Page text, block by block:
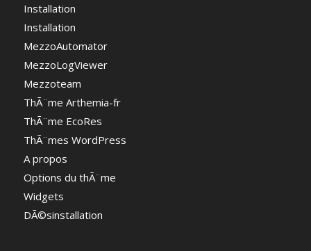
Installation
Installation
MezzoAutomator
MezzoLogViewer
Mezzoteam
ThÃ¨me Arthemia-fr
ThÃ¨me EcoRes
ThÃ¨mes WordPress
A propos
Options du thÃ¨me
Widgets
DÃ©sinstallation